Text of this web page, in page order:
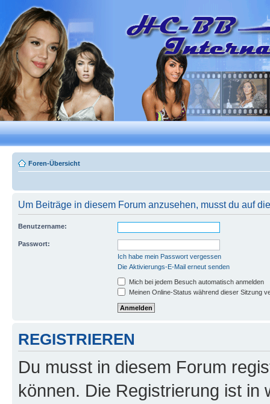
Foren-Übersicht
Um Beiträge in diesem Forum anzusehen, musst du auf
Benutzername:
Passwort:
Ich habe mein Passwort vergessen
Die Aktivierungs-E-Mail erneut senden
Mich bei jedem Besuch automatisch anmelden
Meinen Online-Status während dieser Sitzung
REGISTRIEREN
Du musst in diesem Forum
können. Die Registrierung ist in